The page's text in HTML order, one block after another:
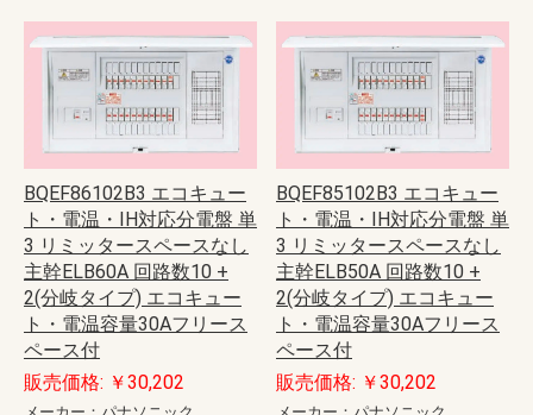
BQEF86102B3 エコキュー
ト・電温・IH対応分電盤 単
3 リミッタースペースなし
主幹ELB60A 回路数10 +
2(分岐タイプ) エコキュー
ト・電温容量30Aフリース
ペース付
販売価格: ￥30,202
BQEF85102B3 エコキュー
ト・電温・IH対応分電盤 単
3 リミッタースペースなし
主幹ELB50A 回路数10 +
2(分岐タイプ) エコキュー
ト・電温容量30Aフリース
ペース付
販売価格: ￥30,202